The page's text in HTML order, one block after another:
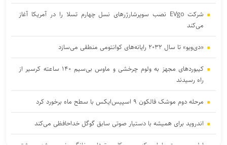
شرکت EVgo نصب سوپرشارژرهای نسل چهارم تسلا را در آمریکا آغاز
می‌کند
«دی‌ویو» تا سال ۲۰۳۲ رایانه‌های کوانتومی منطقی می‌سازد
کیبوردهای مجهز به ولوم چرخشی و ماوس بی‌سیم ۱۴۰ ساعته کرسیر از
راه رسیدند
مرحله دوم موشک فالکون ۹ اسپیس‌ایکس با سطح ماه برخورد کرد
اندروید برای همیشه با دستیار صوتی سابق گوگل خداحافظی می‌کند